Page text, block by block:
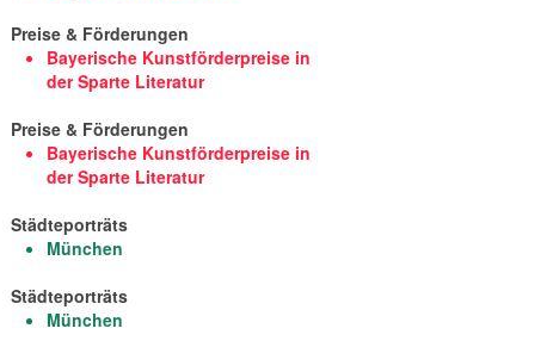
Preise & Förderungen
Bayerische Kunstförderpreise in
der Sparte Literatur
Preise & Förderungen
Bayerische Kunstförderpreise in
der Sparte Literatur
Städteporträts
München
Städteporträts
München